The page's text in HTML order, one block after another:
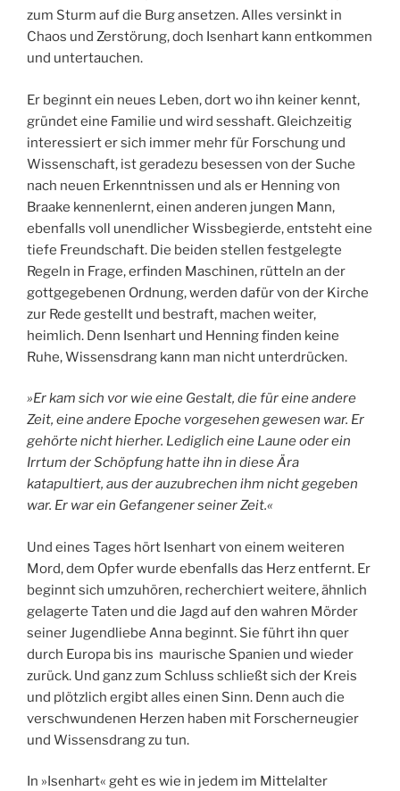
zum Sturm auf die Burg ansetzen. Alles versinkt in
Chaos und Zerstörung, doch Isenhart kann entkommen
und untertauchen.
Er beginnt ein neues Leben, dort wo ihn keiner kennt,
gründet eine Familie und wird sesshaft. Gleichzeitig
interessiert er sich immer mehr für Forschung und
Wissenschaft, ist geradezu besessen von der Suche
nach neuen Erkenntnissen und als er Henning von
Braake kennenlernt, einen anderen jungen Mann,
ebenfalls voll unendlicher Wissbegierde, entsteht eine
tiefe Freundschaft. Die beiden stellen festgelegte
Regeln in Frage, erfinden Maschinen, rütteln an der
gottgegebenen Ordnung, werden dafür von der Kirche
zur Rede gestellt und bestraft, machen weiter,
heimlich. Denn Isenhart und Henning finden keine
Ruhe, Wissensdrang kann man nicht unterdrücken.
»Er kam sich vor wie eine Gestalt, die für eine andere
Zeit, eine andere Epoche vorgesehen gewesen war. Er
gehörte nicht hierher. Lediglich eine Laune oder ein
Irrtum der Schöpfung hatte ihn in diese Ära
katapultiert, aus der auzubrechen ihm nicht gegeben
war. Er war ein Gefangener seiner Zeit.«
Und eines Tages hört Isenhart von einem weiteren
Mord, dem Opfer wurde ebenfalls das Herz entfernt. Er
beginnt sich umzuhören, recherchiert weitere, ähnlich
gelagerte Taten und die Jagd auf den wahren Mörder
seiner Jugendliebe Anna beginnt. Sie führt ihn quer
durch Europa bis ins maurische Spanien und wieder
zurück. Und ganz zum Schluss schließt sich der Kreis
und plötzlich ergibt alles einen Sinn. Denn auch die
verschwundenen Herzen haben mit Forscherneugier
und Wissensdrang zu tun.
In »Isenhart« geht es wie in jedem im Mittelalter